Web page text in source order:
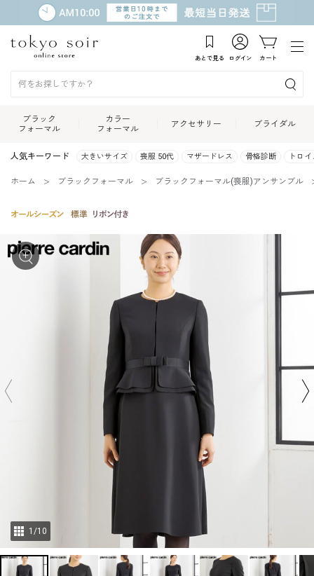
あとで見る ログイン カート
ブラック
フォーマル
カラー
フォーマル
アクセサリー ブライダル
人気キーワード 大きいサイズ 喪服 50代 マザードレス 骨格診断 トロ
ホーム ブラックフォーマル ブラックフォーマル(喪服)アンサンブル
1 /10